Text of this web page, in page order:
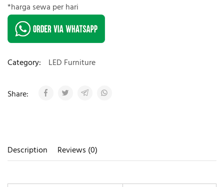
*harga sewa per hari
Category: LED Furniture
Share:
Description Reviews (0)